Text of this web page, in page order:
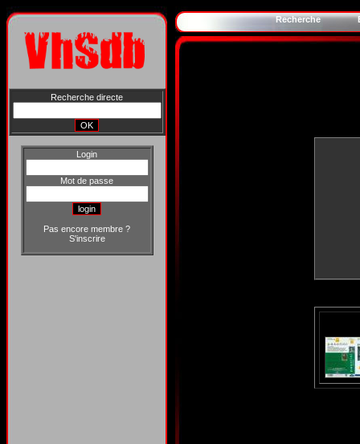
Recherche directe
Login
Mot de passe
Pas encore membre ?
S'inscrire
Recherche